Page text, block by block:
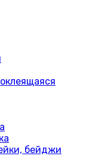
бейджи